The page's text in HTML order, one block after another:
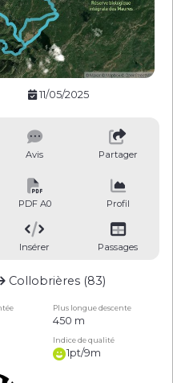
11/05/2025
Avis Partager
PDF A0 Profil
Insérer Passages
Collobrières (83)
Plus longue descente
450 m
Indice de qualité
1pt/9m